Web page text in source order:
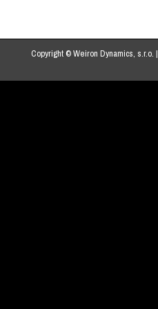
Copyright © Weiron Dynamics, s.r.o. |